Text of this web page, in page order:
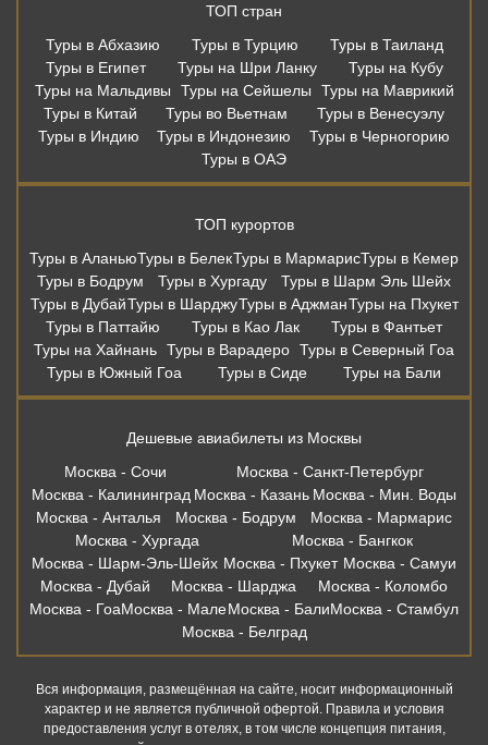
ТОП стран
Туры в Абхазию
Туры в Турцию
Туры в Таиланд
Туры в Египет
Туры на Шри Ланку
Туры на Кубу
Туры на Мальдивы
Туры на Сейшелы
Туры на Маврикий
Туры в Китай
Туры во Вьетнам
Туры в Венесуэлу
Туры в Индию
Туры в Индонезию
Туры в Черногорию
Туры в ОАЭ
ТОП курортов
Туры в АланьюТуры в БелекТуры в МармарисТуры в Кемер
Туры в Бодрум
Туры в Хургаду
Туры в Шарм Эль Шейх
Туры в ДубайТуры в ШарджуТуры в АджманТуры на Пхукет
Туры в Паттайю
Туры в Као Лак
Туры в Фантьет
Туры на Хайнань Туры в Варадеро Туры в Северный Гоа
Туры в Южный Гоа
Туры в Сиде Туры на Бали
Дешевые авиабилеты из Москвы
Москва - Сочи
Москва - Санкт-Петербург
Москва - Калининград Москва - Казань Москва - Мин. Воды
Москва - Анталья
Москва - Бодрум
Москва - Мармарис
Москва - Хургада
Москва - Бангкок
Москва - Шарм-Эль-Шейх Москва - Пхукет Москва - Самуи
Москва - Дубай
Москва - Шарджа
Москва - Коломбо
Москва - ГоаМосква - МалеМосква - БалиМосква - Стамбул
Москва - Белград
Вся информация, размещённая на сайте, носит информационный
характер и не является публичной офертой. Правила и условия
предоставления услуг в отелях, в том числе концепция питания,